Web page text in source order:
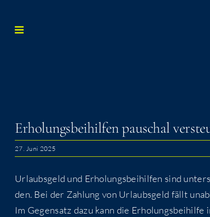
Inhalt
Erho­lungs­bei­hil­fen pau­schal
27. Juni 2025
Urlaubs­geld und Erho­lungs­bei­hil­fen sind
den. Bei der Zah­lung von Urlaubs­geld fällt
Im Gegen­satz dazu kann die